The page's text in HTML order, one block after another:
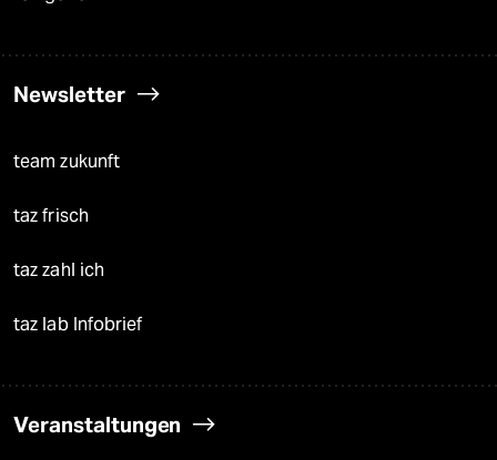
Newsletter
team zukunft
taz frisch
taz zahl ich
taz lab Infobrief
Veranstaltungen